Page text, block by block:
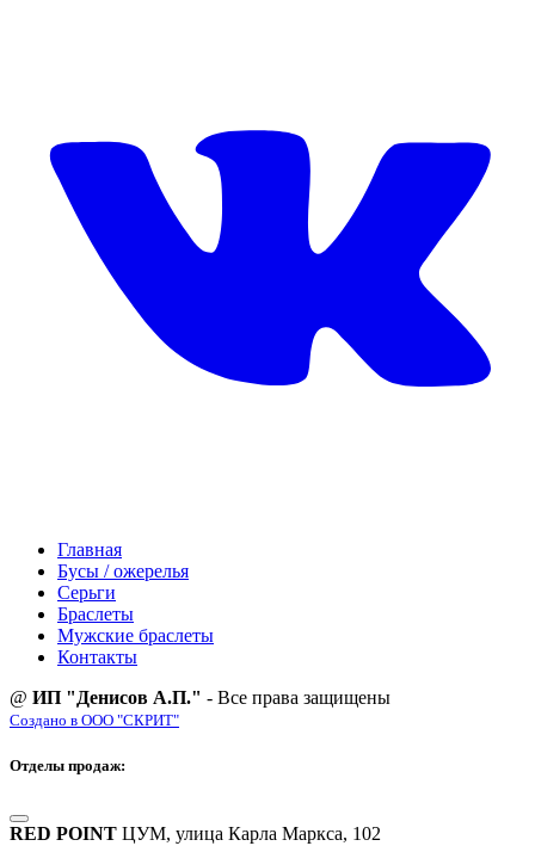
Главная
Бусы / ожерелья
Серьги
Браслеты
Мужские браслеты
Контакты
@ ИП "Денисов А.П." - Все права защищены
Создано в ООО "СКРИТ"
Отделы продаж:
RED POINT ЦУМ, улица Карла Маркса, 102